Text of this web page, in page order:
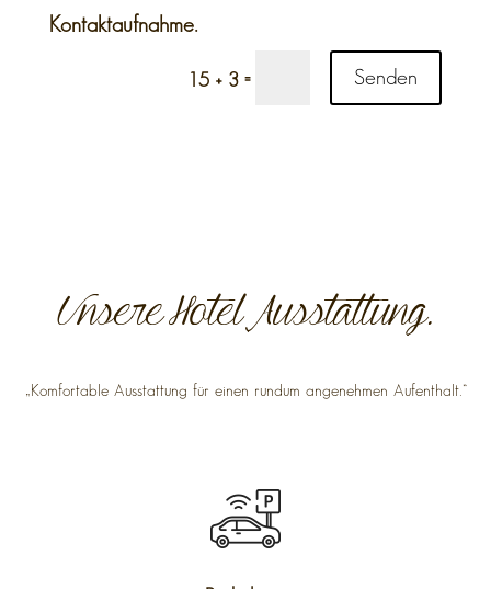
Kontaktaufnahme.
15 + 3 = Senden
Unsere Hotel Ausstattung.
„Komfortable Ausstattung für einen rundum angenehmen Aufenthalt.“